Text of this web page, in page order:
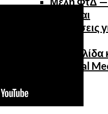
Ιδέες και
Προτάσεις
Ιστοσελίδα
τα Social